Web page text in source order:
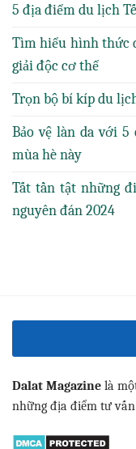
5 địa điểm du lịch
Tìm hiểu hình thức
giải độc cơ thể
Trọn bộ bí kíp du
Bảo vệ làn da với
mùa hè này
Tất tần tật những
nguyên đán 2024
Dalat Magazine là
những địa điểm tư